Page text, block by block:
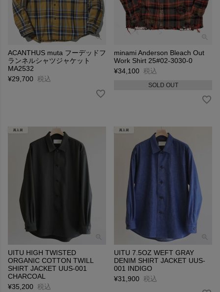
ACANTHUS muta フーデッドフ
ランネルシャツジャケット
MA2532
¥29,700 税込
minami Anderson Bleach Out
Work Shirt 25#02-3030-0
¥34,100 税込
SOLD OUT
UITU HIGH TWISTED
ORGANIC COTTON TWILL
SHIRT JACKET UUS-001
CHARCOAL
¥35,200 税込
UITU 7.5OZ WEFT GRAY
DENIM SHIRT JACKET UUS-
001 INDIGO
¥31,900 税込